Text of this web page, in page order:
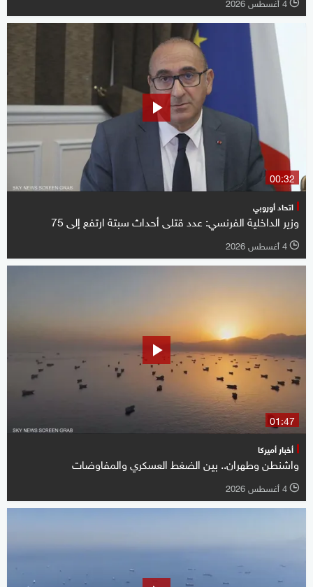
l
00:32
اتحاد أوروبي
وزير الداخلية الفرنسي: عدد قتلى أحداث سبتة ارتفع ‌إلى 75
l 4 أغسطس 2026
01:47
أخبار أميركا
واشنطن وطهران.. بين الضغط العسكري والمفاوضات
l 4 أغسطس 2026